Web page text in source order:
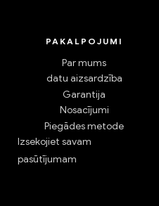
PAKALPOJUMI
Par mums
datu aizsardzība
Garantija
Nosacījumi
Piegādes metode
Izsekojiet savam
pasūtījumam